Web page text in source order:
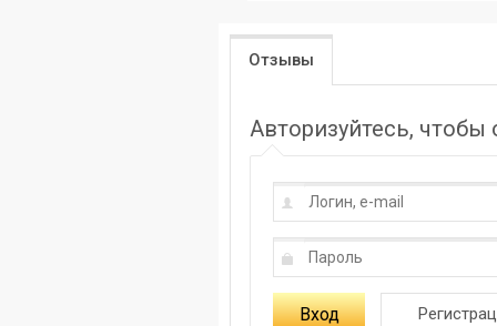
Отзывы
Авторизуйтесь,
Вход